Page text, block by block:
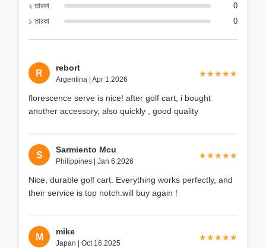
২ তারকা
0
১ তারকা
0
R
rebort
Argentina | Apr 1.2026
★★★★★
★★★★★
florescence serve is nice! after golf cart, i bought
another accessory, also quickly , good quality
S
Sarmiento Mcu
Philippines | Jan 6.2026
★★★★★
★★★★★
Nice, durable golf cart. Everything works perfectly, and
their service is top notch.will buy again !
M
mike
Japan | Oct 16.2025
★★★★★
★★★★★